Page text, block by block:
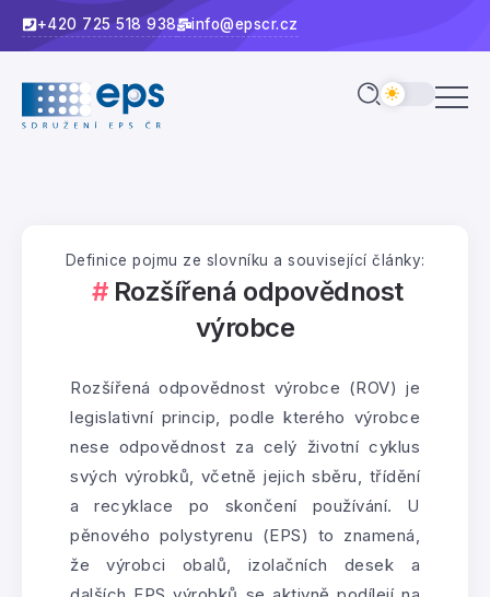
+420 725 518 938 info@epscr.cz
Definice pojmu ze slovníku a související články:
Rozšířená odpovědnost
výrobce
Rozšířená odpovědnost výrobce (ROV) je
legislativní princip, podle kterého výrobce
nese odpovědnost za celý životní cyklus
svých výrobků, včetně jejich sběru, třídění
a recyklace po skončení používání. U
pěnového polystyrenu (EPS) to znamená,
že výrobci obalů, izolačních desek a